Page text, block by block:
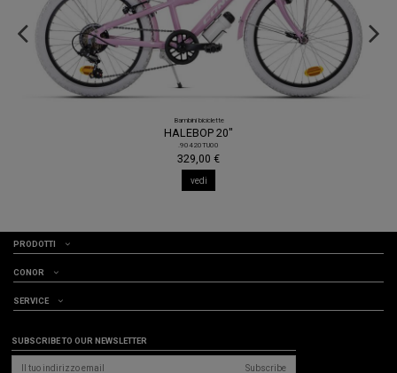
PRODOTTI
CONOR
SERVICE
SUBSCRIBE TO OUR NEWSLETTER
Subscribe